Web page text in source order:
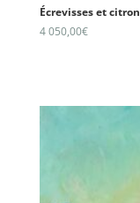
Écrevisses et citron
4 050,00€